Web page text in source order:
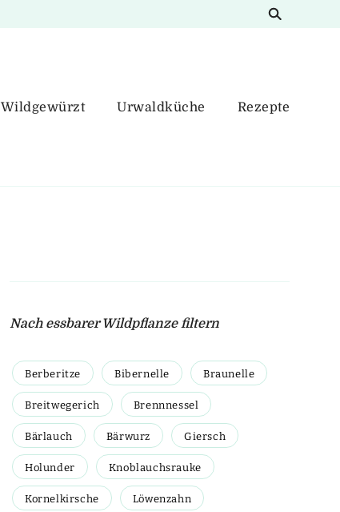
Wildgewürzt Urwaldküche Rezepte
Nach essbarer Wildpflanze filtern
Berberitze Bibernelle Braunelle
Breitwegerich Brennnessel
Bärlauch Bärwurz Giersch
Holunder Knoblauchsrauke
Kornelkirsche Löwenzahn